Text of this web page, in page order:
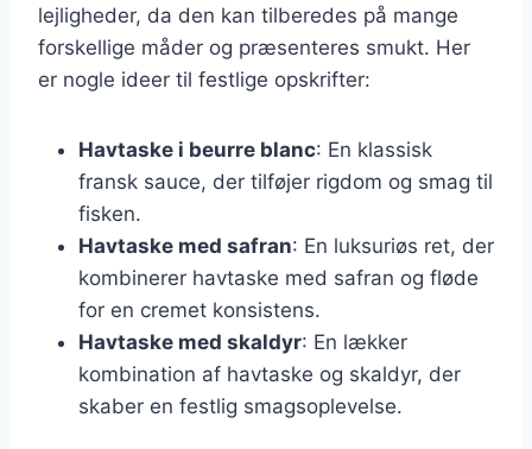
lejligheder, da den kan tilberedes på mange
forskellige måder og præsenteres smukt. Her
er nogle ideer til festlige opskrifter:
Havtaske i beurre blanc: En klassisk
fransk sauce, der tilføjer rigdom og smag til
fisken.
Havtaske med safran: En luksuriøs ret, der
kombinerer havtaske med safran og fløde
for en cremet konsistens.
Havtaske med skaldyr: En lækker
kombination af havtaske og skaldyr, der
skaber en festlig smagsoplevelse.